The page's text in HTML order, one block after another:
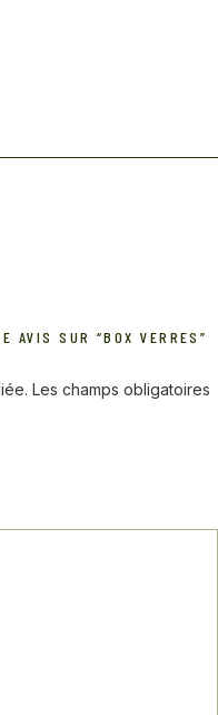
AVIS SUR “BOX VERRES”
Les champs obligatoires